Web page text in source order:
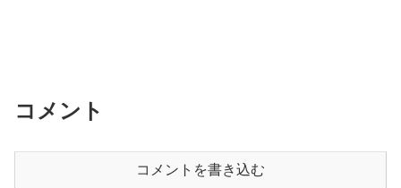
コメント
コメントを書き込む